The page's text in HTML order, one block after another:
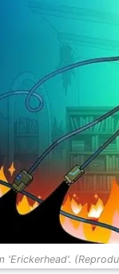
'Erickerhead'.